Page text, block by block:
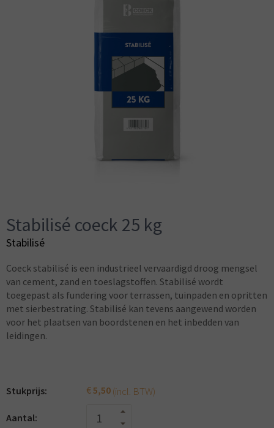
Stabilisé coeck 25 kg
Stabilisé
Coeck stabilisé is een industrieel vervaardigd droog mengsel
van cement, zand en toeslagstoffen. Stabilisé wordt
toegepast als fundering voor terrassen, tuinpaden en opritten
met sierbestrating. Stabilisé kan tevens aangewend worden
voor het plaatsen van boordstenen en het inbedden van
leidingen.
Stukprijs: €5,50 (incl. BTW)
Aantal: